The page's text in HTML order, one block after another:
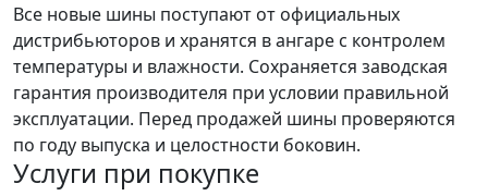
Все новые шины поступают от официальных
дистрибьюторов и хранятся в ангаре с контролем
температуры и влажности. Сохраняется заводская
гарантия производителя при условии правильной
эксплуатации. Перед продажей шины проверяются
по году выпуска и целостности боковин.
Услуги при покупке